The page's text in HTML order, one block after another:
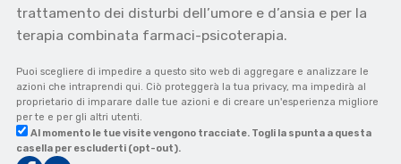
trattamento dei disturbi dell’umore e d’ansia e per la
terapia combinata farmaci-psicoterapia.
Puoi scegliere di impedire a questo sito web di aggregare e analizzare le
azioni che intraprendi qui. Ciò proteggerà la tua privacy, ma impedirà al
proprietario di imparare dalle tue azioni e di creare un'esperienza migliore
per te e per gli altri utenti.
Al momento le tue visite vengono tracciate. Togli la spunta a questa
casella per escluderti (opt-out).